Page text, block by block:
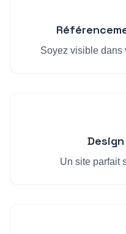
Soyez visible dans
Un site parfait